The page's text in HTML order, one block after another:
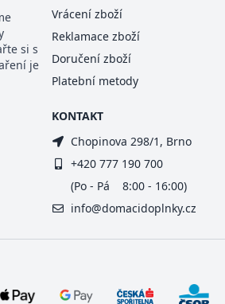
si s
je
Vrácení zboží
Reklamace zboží
Doručení zboží
Platební metody
KONTAKT
Chopinova 298/1, Brno
+420 777 190 700
(Po - Pá 8:00 - 16:00)
info@domacidoplnky.cz